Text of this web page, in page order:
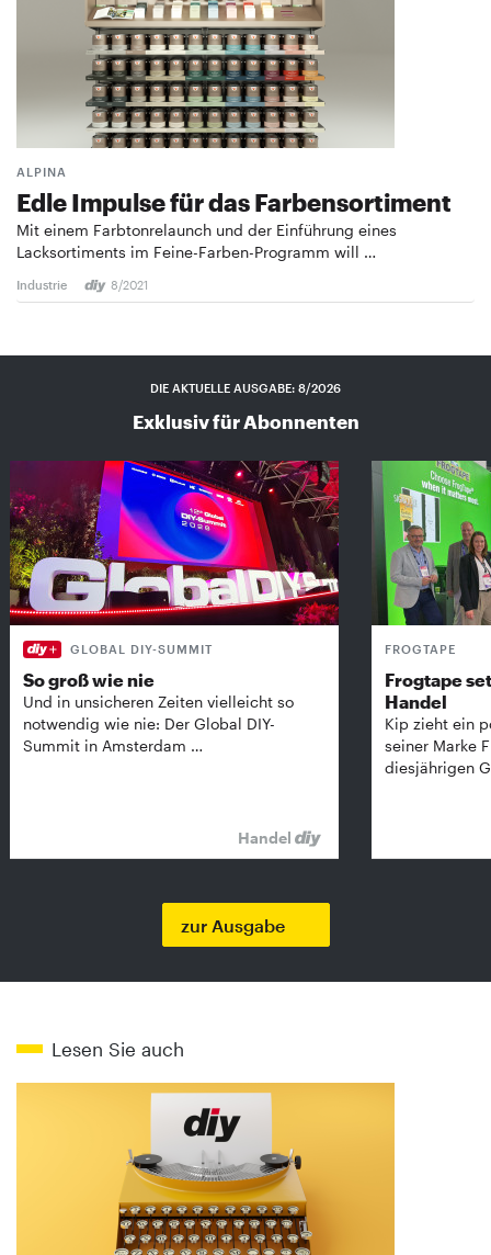
ALPINA
Edle Impulse für das Farbensortiment
Mit einem Farbtonrelaunch und der Einführung eines
Lacksortiments im Feine-Farben-Programm will …
Industrie 8/2021
DIE AKTUELLE AUSGABE: 8/2026
Exklusiv für Abonnenten
GLOBAL DIY-SUMMIT
So groß wie nie
Und in unsicheren Zeiten vielleicht so
notwendig wie nie: Der Global DIY-
Summit in Amsterdam …
Handel
FROGTAPE
Frogtape
Handel
Kip zieht ein
seiner Marke
diesjährigen
zur Ausgabe
Lesen Sie auch